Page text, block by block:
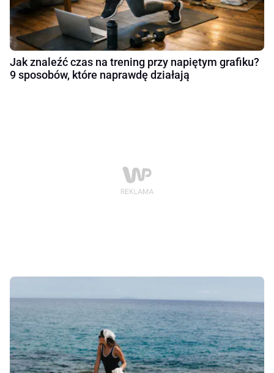
Jak znaleźć czas na trening przy napiętym grafiku?
9 sposobów, które naprawdę działają